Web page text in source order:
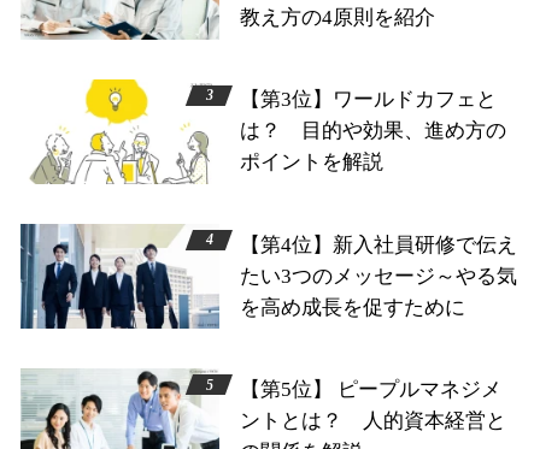
教え方の4原則を紹介
【第3位】ワールドカフェと
は？ 目的や効果、進め方の
ポイントを解説
【第4位】新入社員研修で伝え
たい3つのメッセージ～やる気
を高め成長を促すために
【第5位】 ピープルマネジメ
ントとは？ 人的資本経営と